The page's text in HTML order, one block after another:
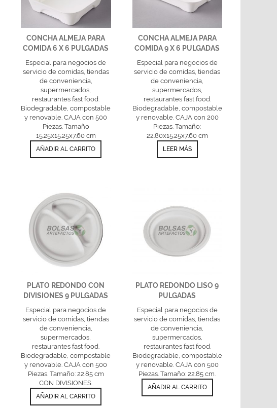
CONCHA ALMEJA PARA
COMIDA 6 X 6 PULGADAS
Especial para negocios de
servicio de comidas, tiendas
de conveniencia,
supermercados,
restaurantes fast food.
Biodegradable, compostable
y renovable. CAJA con 500
Piezas. Tamaño
15.25x15.25x7.60 cm
AÑADIR AL CARRITO
CONCHA ALMEJA PARA
COMIDA 9 X 6 PULGADAS
Especial para negocios de
servicio de comidas, tiendas
de conveniencia,
supermercados,
restaurantes fast food.
Biodegradable, compostable
y renovable. CAJA con 200
Piezas. Tamaño:
22.80x15.25x7.60 cm
LEER MÁS
PLATO REDONDO CON
DIVISIONES 9 PULGADAS
Especial para negocios de
servicio de comidas, tiendas
de conveniencia,
supermercados,
restaurantes fast food.
Biodegradable, compostable
y renovable. CAJA con 500
Piezas. Tamaño: 22.85 cm
CON DIVISIONES.
AÑADIR AL CARRITO
PLATO REDONDO LISO 9
PULGADAS
Especial para negocios de
servicio de comidas, tiendas
de conveniencia,
supermercados,
restaurantes fast food.
Biodegradable, compostable
y renovable. CAJA con 500
Piezas. Tamaño: 22.85 cm.
AÑADIR AL CARRITO